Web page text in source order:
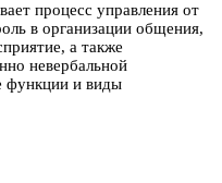
процесс управления от
в организации общения,
а также
невербальной
функции и виды